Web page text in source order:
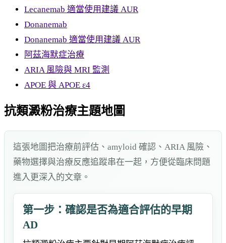
Lecanemab 適當使用建議 AUR
Donanemab
Donanemab 適當使用建議 AUR
阿茲海默症治療
ARIA 風險與 MRI 監測
APOE 與 APOE ε4
抗類澱粉治療主題地圖
這張地圖把治療前評估、amyloid 確認、ARIA 風險、
藥物選擇與治療反應追蹤串在一起，方便從臨床問題
進入更深入的文章。
第一步：確認是否為適合評估的早期
AD